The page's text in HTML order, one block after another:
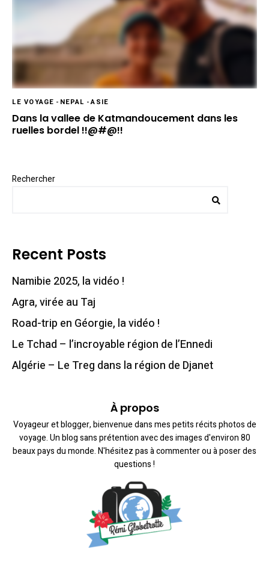
LE VOYAGE - NEPAL -ASIE
Dans la vallee de Katmandoucement dans les
ruelles bordel !!@#@!!
Rechercher
Recent Posts
Namibie 2025, la vidéo !
Agra, virée au Taj
Road-trip en Géorgie, la vidéo !
Le Tchad – l’incroyable région de l’Ennedi
Algérie – Le Treg dans la région de Djanet
À propos
Voyageur et blogger, bienvenue dans mes petits récits photos de
voyage. Un blog sans prétention avec des images d'environ 80
beaux pays du monde. N'hésitez pas à commenter ou à poser des
questions !